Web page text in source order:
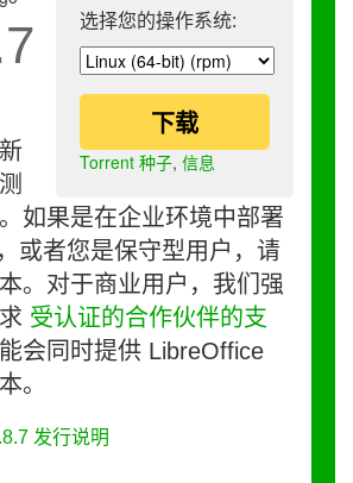
选择您的操作系统:
下载
Torrent 种子, 信息
如果是在企业环境中部署
或者您是保守型用户，请
。对于商业用户，我们强
受认证的合作伙伴的支
会同时提供 LibreOffice
。
发行说明